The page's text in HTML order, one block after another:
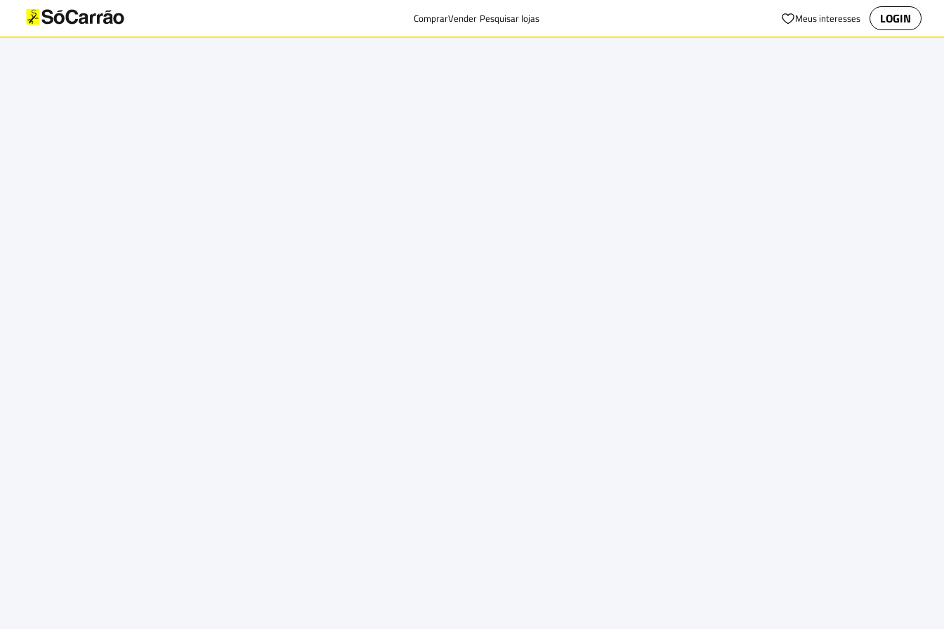
ComprarVender Pesquisar lojas Meus interesses LOGIN